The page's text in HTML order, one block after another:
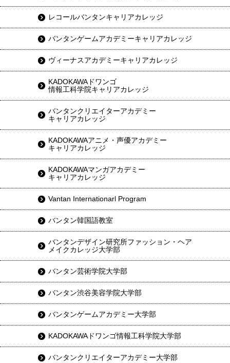
レコールバンタンキャリアカレッジ
バンタンゲームアカデミーキャリアカレッジ
ヴィーナスアカデミーキャリアカレッジ
KADOKAWAドワンゴ
情報工科学院キャリアカレッジ
バンタンクリエイターアカデミー
キャリアカレッジ
KADOKAWAアニメ・声優アカデミー
キャリアカレッジ
KADOKAWAマンガアカデミー
キャリアカレッジ
Vantan Internationarl Program
バンタン韓国語教室
バンタンデザイン研究所ファッション・ヘア
メイクカレッジ大学部
バンタン芸術学院大学部
バンタン渋谷美容学院大学部
バンタンゲームアカデミー大学部
KADOKAWAドワンゴ情報工科学院大学部
バンタンクリエイターアカデミー大学部